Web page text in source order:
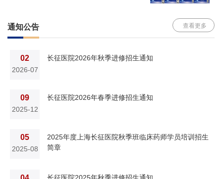
通知公告 查看更多
02
2026-07
长征医院2026年秋季进修招生通知
09
2025-12
长征医院2026年春季进修招生通知
05
2025-08
2025年度上海长征医院秋季班临床药师学员培训招生
简章